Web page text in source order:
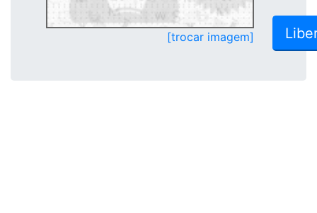
[trocar imagem]